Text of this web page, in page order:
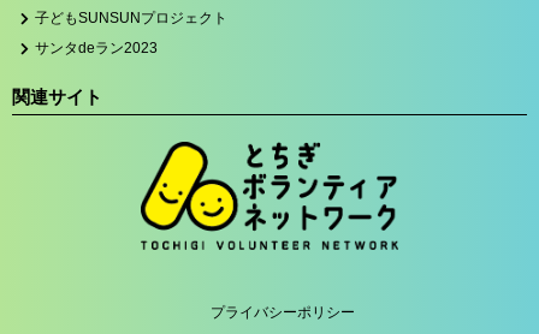
子どもSUNSUNプロジェクト
サンタdeラン2023
関連サイト
プライバシーポリシー